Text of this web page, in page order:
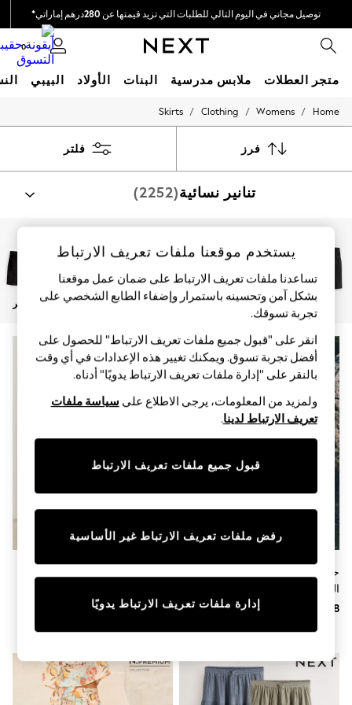
توصيل مجاني في اليوم التالي للطلبات التي تزيد قيمتها عن 280درهم إماراتي*
نحن نقوم بدفع جميع الرسوم 0
متجر العطلات ملابس مدرسية البنات الأولاد البيبي
HOLIDAY SHOP
Modest Holiday Outfits
Occasionwear
Girls' Holiday Shop
Sunset Styles
Occasionwear
Sets & Outfits
Linen Collection
Tops & T-Shirts
Sandals & Sliders
Jumpsuits & Playsuits
Shorts & Skirts
Sun Safe
Sun Hats & Caps
Sunglasses
Women's Travel Styles
Dresses
Occasionwear
Linen Collection
Cover Ups & Kaftans
Swimwear
Jumpsuits & Playsuits
Beachwear
Skirts
Resort Styles
Boys' Holiday Shop
Boys' Travel Styles
Home
/
Womens
/
Clothing
/
Skirts
فرز فلتر
تنانير نسائية(2252)
تنورات
طقم من رداء علوي وتنورة
أسود ملابس للعمل مطوي جلد دنيم قصير
القطن من The Set
يستخدم موقعنا ملفات تعريف الارتباط
تساعدنا ملفات تعريف الارتباط على ضمان عمل موقعنا
بشكل آمن وتحسينه باستمرار وإضفاء الطابع الشخصي على
تجربة تسوقك.‏
انقر على "قبول جميع ملفات تعريف الارتباط" للحصول على
أفضل تجربة تسوق. ويمكنك تغيير هذه الإعدادات في أي وقت
بالنقر على "إدارة ملفات تعريف الارتباط يدويًا" أدناه.
ولمزيد من المعلومات، يرجى الاطلاع على سياسة ملفات
تعريف الارتباط لدينا.
قبول جميع ملفات تعريف الارتباط
رفض ملفات تعريف الارتباط غير الأساسية
إدارة ملفات تعريف الارتباط يدويًا